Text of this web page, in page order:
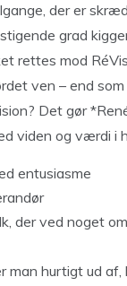
der er
grad
rettes mod
ven – end
Det gør
viden og værdi i
entusiasme
ved noget
hurtigt ud